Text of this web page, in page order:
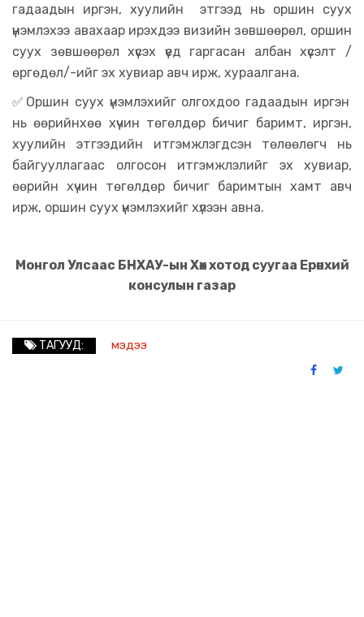
гадаадын иргэн, хуулийн этгээд нь оршин суух
үнэмлэхээ авахаар ирэхдээ визийн зөвшөөрөл, оршин
суух зөвшөөрөл хүсэх үед гаргасан албан хүсэлт /
өргөдөл/-ийг эх хувиар авч ирж, хураалгана.
✅ Оршин суух үнэмлэхийг олгохдоо гадаадын иргэн
нь өөрийнхөө хүчин төгөлдөр бичиг баримт, иргэн,
хуулийн этгээдийн итгэмжлэгдсэн төлөөлөгч нь
байгууллагаас олгосон итгэмжлэлийг эх хувиар,
өөрийн хүчин төгөлдөр бичиг баримтын хамт авч
ирж, оршин суух үнэмлэхийг хүлээн авна.
Монгол Улсаас БНХАУ-ын Хөх хотод суугаа Ерөнхий
консулын газар
ТАГУУД: мэдээ